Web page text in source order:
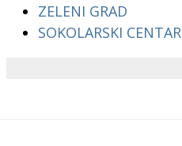
ZELENI GRAD
SOKOLARSKI CENTAR